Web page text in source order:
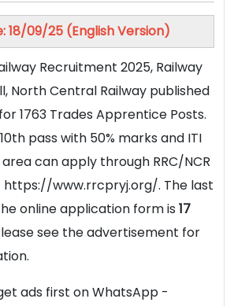
18/09/25 (English Version)
Recruitment 2025, Railway
North Central Railway published
1763 Trades Apprentice Posts.
pass with 50% marks and ITI
can apply through RRC/NCR
www.rrcpryj.org/. The last
online application form is 17
see the advertisement for
ads first on WhatsApp -